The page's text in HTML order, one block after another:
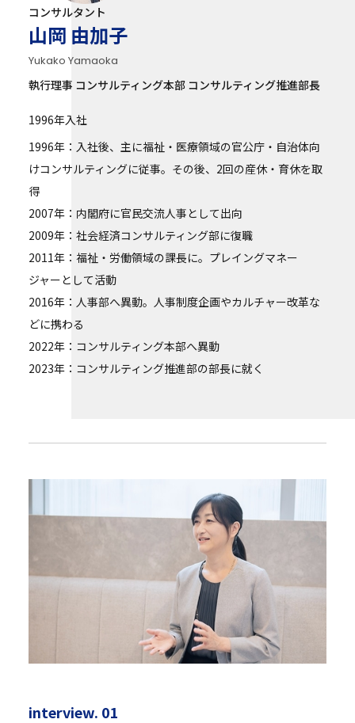
コンサルタント
山岡 由加子
Yukako Yamaoka
執行理事 コンサルティング本部 コンサルティング推進部長
1996年入社
1996年：入社後、主に福祉・医療領域の官公庁・自治体向
けコンサルティングに従事。その後、2回の産休・育休を取
得
2007年：内閣府に官民交流人事として出向
2009年：社会経済コンサルティング部に復職
2011年：福祉・労働領域の課長に。プレイングマネー
ジャーとして活動
2016年：人事部へ異動。人事制度企画やカルチャー改革な
どに携わる
2022年：コンサルティング本部へ異動
2023年：コンサルティング推進部の部長に就く
interview. 01